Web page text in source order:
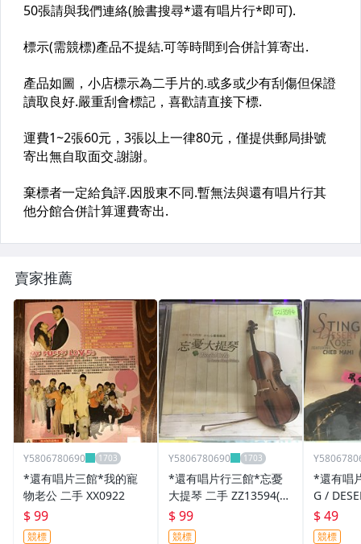
賣家推薦
Y5806780690
*還有唱片三館*我的寵
物老公 二手 XX0922
$ 99
競標
Y5806780690
*還有唱片行三館*忘憂
大提琴 二手 ZZ13594(競
標)
$ 99
競標
*還有唱
G /
$ 49
競標